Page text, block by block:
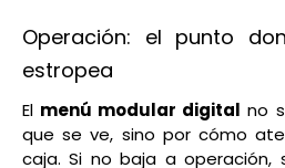
Operación: el punto
estropea
El menú modular digital no
que se ve, sino por cómo
caja. Si no baja a operación,